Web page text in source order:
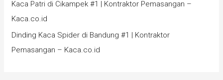
Kaca Patri di Cikampek #1 | Kontraktor Pemasangan –
Kaca.co.id
Dinding Kaca Spider di Bandung #1 | Kontraktor
Pemasangan – Kaca.co.id